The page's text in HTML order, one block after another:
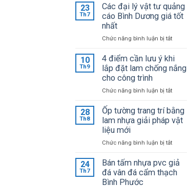
giá
mica
mới
nhật
giá
23
Th7
Các đại lý vật tư quảng
cáo Bình Dương giá tốt
nhất
Chức năng bình luận bị tắtở
đại
lý
quảng
Bình
Dương
10
Th9
4 điểm cần lưu ý khi
lắp đặt lam chống nắng
cho công trình
Chức năng bình luận bị tắtở
điểm
cần
lưu
khi
đặt
lam
28
Th8
Ốp tường trang trí bằng
lam nhựa giải pháp vật
liệu mới
Chức năng bình luận bị tắtở
tường
trang
24
Th7
Bán tấm nhựa pvc giả
đá vân đá cẩm thạch
Bình Phước